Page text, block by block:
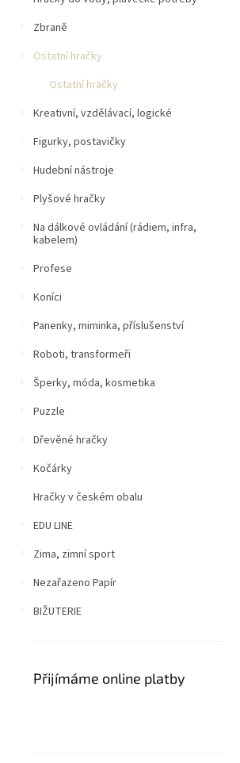
Zbraně
Ostatní hračky
Ostatní hračky
Kreativní, vzdělávací, logické
Figurky, postavičky
Hudební nástroje
Plyšové hračky
Na dálkové ovládání (rádiem, infra,
kabelem)
Profese
Koníci
Panenky, miminka, příslušenství
Roboti, transformeři
Šperky, móda, kosmetika
Puzzle
Dřevěné hračky
Kočárky
Hračky v českém obalu
EDU LINE
Zima, zimní sport
Nezařazeno Papír
BIŽUTERIE
Přijímáme online platby